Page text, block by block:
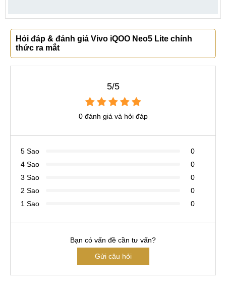
Hỏi đáp & đánh giá Vivo iQOO Neo5 Lite chính
thức ra mắt
5/5
0 đánh giá và hỏi đáp
5 Sao
0
4 Sao
0
3 Sao
0
2 Sao
0
1 Sao
0
Bạn có vấn đề cần tư vấn?
Gửi câu hỏi